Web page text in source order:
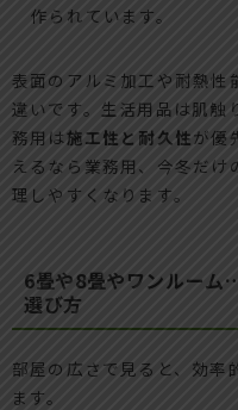
作られています。
表面のアルミ加工や耐熱性
違いです。生活用品は肌触
務用は施工性と耐久性が優
えるなら業務用、今冬だ
理しやすくなります。
6畳や8畳やワンルーム
選び方
部屋の広さで見ると、効率
ます。